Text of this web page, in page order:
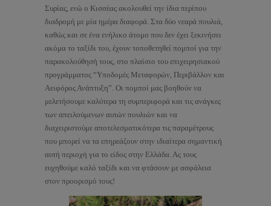
Συρίας, ενώ ο Κισσέας ακολουθεί την ίδια περίπου
διαδρομή με μία ημέρα διαφορά. Στα δύο νεαρά πουλιά,
καθώς και σε ένα ενήλικο άτομο που δεν έχει ξεκινήσει
ακόμα το ταξίδι του, έχουν τοποθετηθεί πομποί για την
παρακολούθησή τους, στο πλαίσιο του επιχειρησιακού
προγράμματος “Υποδομές Μεταφορών, Περιβάλλον και
Αειφόρος Ανάπτυξη”. Οι πομποί μας βοηθούν να
μελετήσουμε καλύτερα τη συμπεριφορά και τις ανάγκες
των απειλούμενων αυτών πουλιών και να
διαχειριστούμε αποτελεσματικότερα τις παραμέτρους
που μπορεί να τα επηρεάζουν στην ιδιαίτερα σημαντική
αυτή περιοχή για το είδος στην Ελλάδα. Ας τους
ευχηθούμε καλό ταξίδι και να φτάσουν με ασφάλεια
στον προορισμό τους!